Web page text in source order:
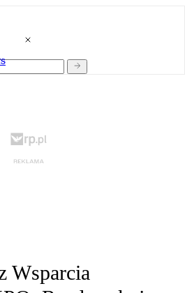
Wsparcia